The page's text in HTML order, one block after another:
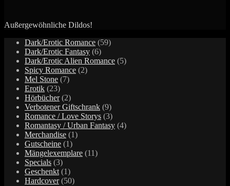
Außergewöhnliche Dildos!
Dark/Erotic Romance 5959
Dark/Erotic Fantasy 66
Produkte
Dark/Erotic Alien Romance 55
Spicy Romance 22
Mel Stone 77
Erotik 2323
Produkte
Hörbücher 22
Produkte
Verbotener Giftschrank 99
Produkte
Romance / Love Storys 33
Produkte
Romantasy / Urban Fantasy 44
Merchandise 11
Gutscheine 11
Produkt
Mängelexemplare 1111
Specials 33
Produkte
Geschenkt 11
Produkt
Hardcover 5050